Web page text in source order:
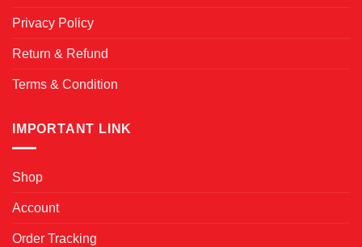
Privacy Policy
Return & Refund
Terms & Condition
IMPORTANT LINK
Shop
Account
Order Tracking